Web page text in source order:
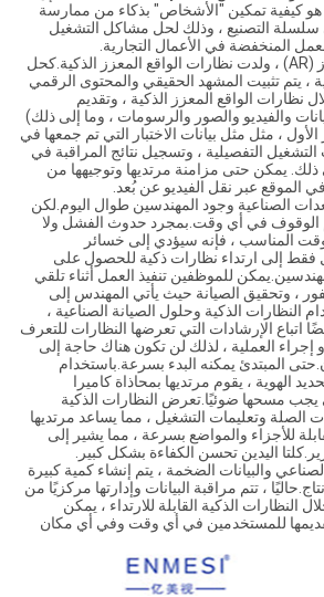
كيفية تمكين "الأشخاص" بذكاء من ممارسة
التصنيع ، وذلك لحل مشاكل التشغيل
المنخفضة في الأعمال التجارية.
بفضل تطور الواقع المعزز (AR) ، ولدت نظارات الواقع المعزز الذكية.كحل
، يتم تثبيت المشهد الحقيقي والمحتوى الرقمي
الواقع المعزز الذكية ، وتقديم
والفيديو والصور والرسومات ، وما إلى ذلك)
، مثل مثل بيانات الاختبار التي تم جمعها في
التفصيلية ، وتسجيل نتائج المراقبة في
ذلك. يمكن حتى مزامنة مرتديها وتوجيهها من
الموقع عبر نقل الفيديو عن بُعد.
الصناعية وجود المهندسين طوال اليوم.لكن
الوقوف في أي وقت.بمجرد حدوث الفشل ولا
المناسب ، فإنه سيؤدي إلى خسائر
فقط إلى ارتداء نظارات ذكية للحصول على
للموظفين تنفيذ العمل أثناء تلقي
، وتحقيق الصيانة حيث يأتي المهندس إلى
النظارات الذكية وحلول الصيانة الصناعية ،
اتباع الإرشادات التي تعرضها النظارات للتعرف
إجراء العملية ، لذلك لن تكون هناك حاجة إلى
المبتدئ يمكنه البدء بسرعة.باستخدام
الهوية ، يقوم مرتديها بمحاذاة كاميرا
يجب مسحها ضوئيًا.تعرض النظارات الذكية
الصلة وتعليمات التشغيل ، مما يساعد مرتديها
للأجزاء والمواضع بسرعة ، مما يشير إلى
اليدين تحسن الكفاءة بشكل كبير.
والبيانات الضخمة ، يتم إنشاء كمية كبيرة
، تتم مراقبة البيانات وإدارتها مركزيًا من
النظارات الذكية القابلة للارتداء ، يمكن
للمستخدمين في أي وقت وفي أي مكان